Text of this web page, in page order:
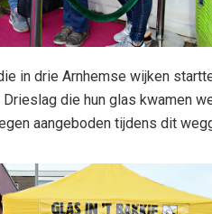
in drie Arnhemse wijken
die hun glas kwamen
aangeboden tijdens dit